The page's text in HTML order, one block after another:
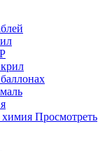
химия Просмотреть